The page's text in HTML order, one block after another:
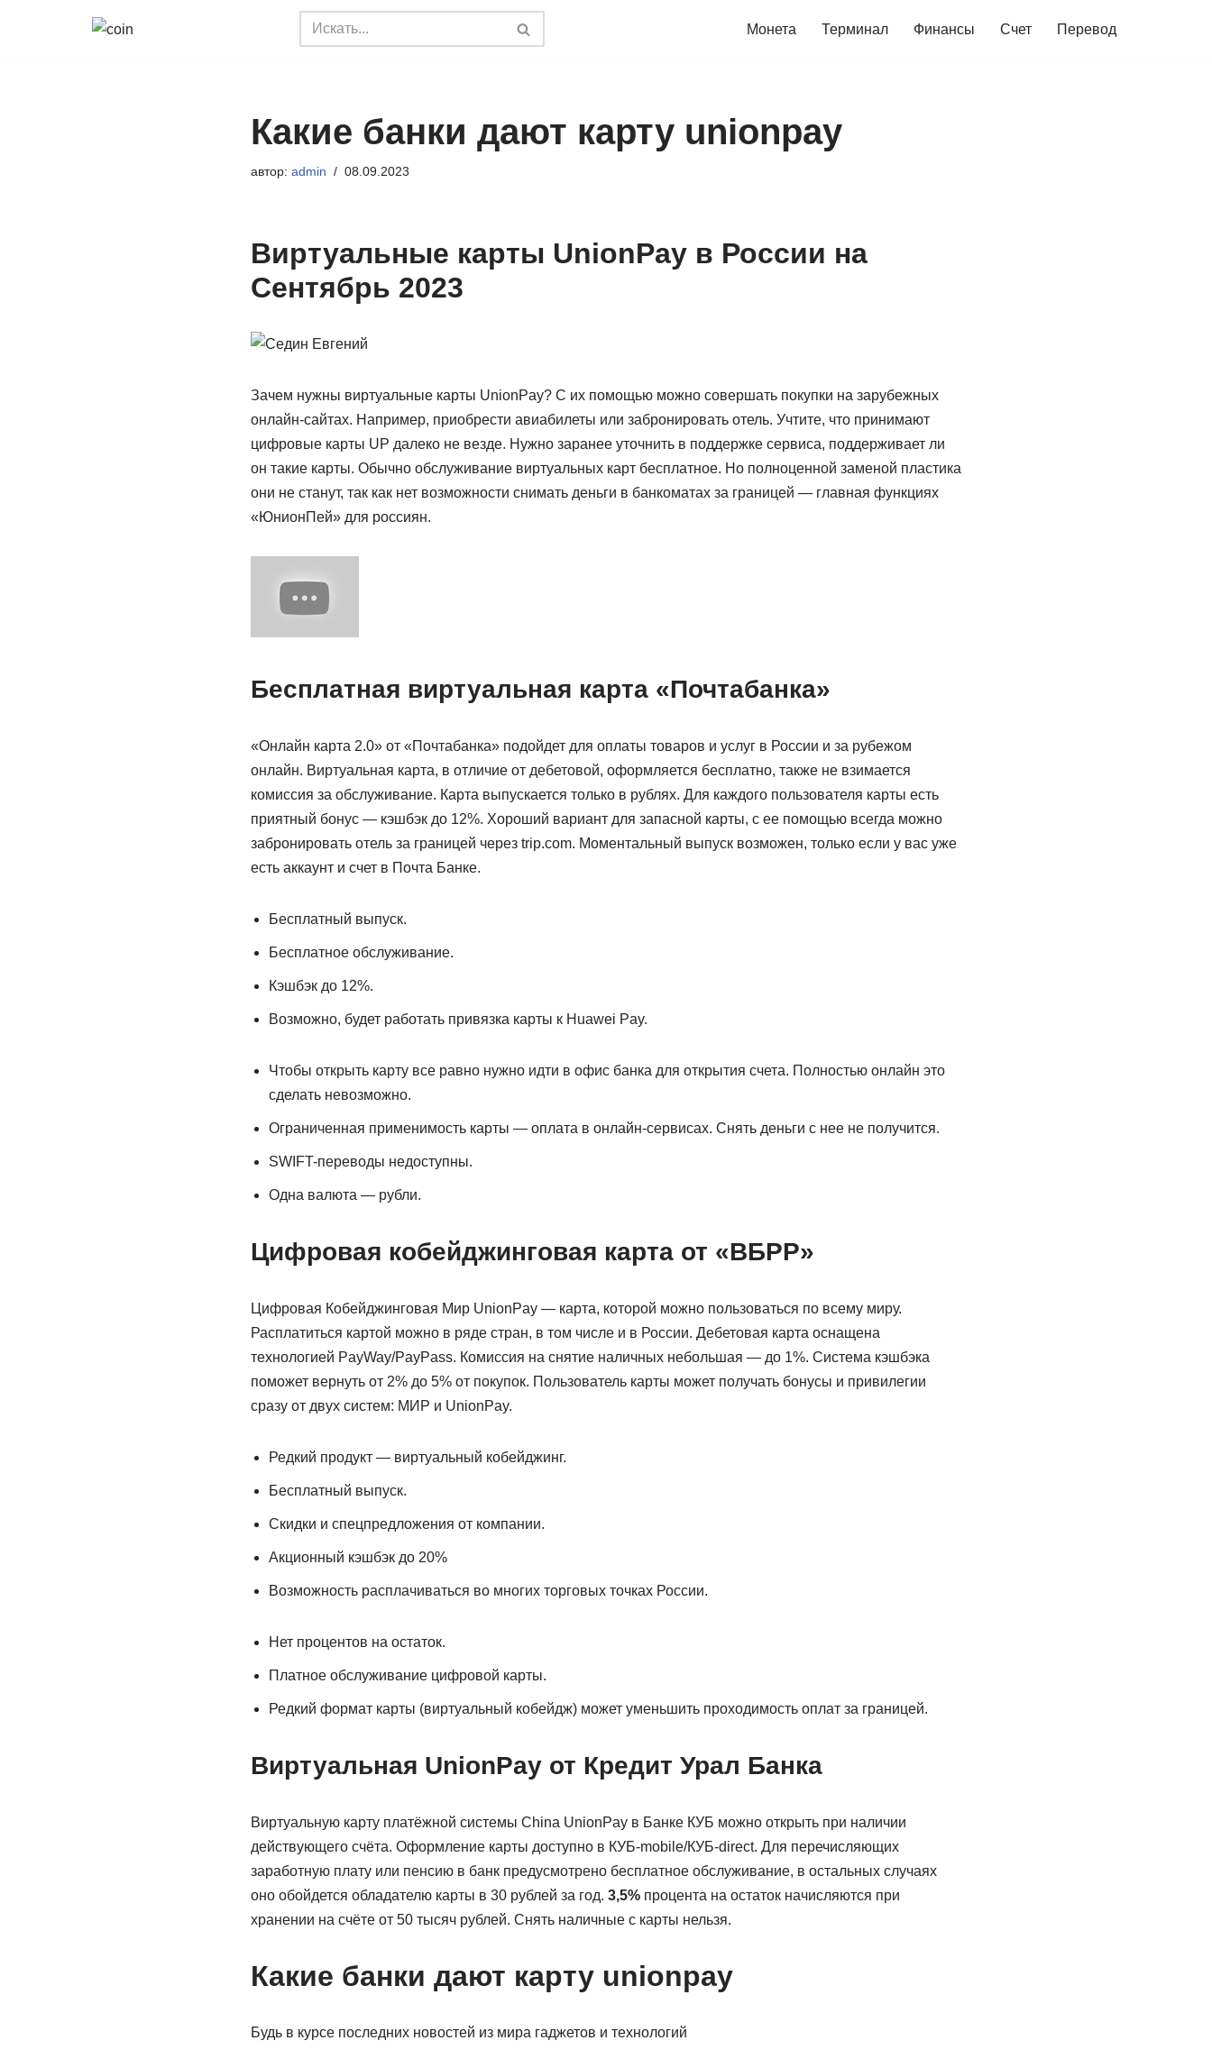
Монета Терминал Финансы Счет Перевод
Какие банки дают карту unionpay
автор: admin 08.09.2023
Виртуальные карты UnionPay в России на
Сентябрь 2023
Зачем нужны виртуальные карты UnionPay? С их помощью можно совершать покупки на зарубежных
онлайн-сайтах. Например, приобрести авиабилеты или забронировать отель. Учтите, что принимают
цифровые карты UP далеко не везде. Нужно заранее уточнить в поддержке сервиса, поддерживает ли
он такие карты. Обычно обслуживание виртуальных карт бесплатное. Но полноценной заменой пластика
они не станут, так как нет возможности снимать деньги в банкоматах за границей — главная функциях
«ЮнионПей» для россиян.
Бесплатная виртуальная карта «Почтабанка»
«Онлайн карта 2.0» от «Почтабанка» подойдет для оплаты товаров и услуг в России и за рубежом
онлайн. Виртуальная карта, в отличие от дебетовой, оформляется бесплатно, также не взимается
комиссия за обслуживание. Карта выпускается только в рублях. Для каждого пользователя карты есть
приятный бонус — кэшбэк до 12%. Хороший вариант для запасной карты, с ее помощью всегда можно
забронировать отель за границей через trip.com. Моментальный выпуск возможен, только если у вас уже
есть аккаунт и счет в Почта Банке.
Бесплатный выпуск.
Бесплатное обслуживание.
Кэшбэк до 12%.
Возможно, будет работать привязка карты к Huawei Pay.
Чтобы открыть карту все равно нужно идти в офис банка для открытия счета. Полностью онлайн это
сделать невозможно.
Ограниченная применимость карты — оплата в онлайн-сервисах. Снять деньги с нее не получится.
SWIFT-переводы недоступны.
Одна валюта — рубли.
Цифровая кобейджинговая карта от «ВБРР»
Цифровая Кобейджинговая Мир UnionPay — карта, которой можно пользоваться по всему миру.
Расплатиться картой можно в ряде стран, в том числе и в России. Дебетовая карта оснащена
технологией PayWay/PayPass. Комиссия на снятие наличных небольшая — до 1%. Система кэшбэка
поможет вернуть от 2% до 5% от покупок. Пользователь карты может получать бонусы и привилегии
сразу от двух систем: МИР и UnionPay.
Редкий продукт — виртуальный кобейджинг.
Бесплатный выпуск.
Скидки и спецпредложения от компании.
Акционный кэшбэк до 20%
Возможность расплачиваться во многих торговых точках России.
Нет процентов на остаток.
Платное обслуживание цифровой карты.
Редкий формат карты (виртуальный кобейдж) может уменьшить проходимость оплат за границей.
Виртуальная UnionPay от Кредит Урал Банка
Виртуальную карту платёжной системы China UnionPay в Банке КУБ можно открыть при наличии
действующего счёта. Оформление карты доступно в КУБ-mobile/КУБ-direct. Для перечисляющих
заработную плату или пенсию в банк предусмотрено бесплатное обслуживание, в остальных случаях
оно обойдется обладателю карты в 30 рублей за год. 3,5%процента на остаток начисляются при
хранении на счёте от 50 тысяч рублей. Снять наличные с карты нельзя.
Какие банки дают карту unionpay
Будь в курсе последних новостей из мира гаджетов и технологий